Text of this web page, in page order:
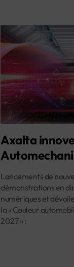
Axalta
Lancements de
démonstrations en
numériques et
la « Couleur
2027 » :